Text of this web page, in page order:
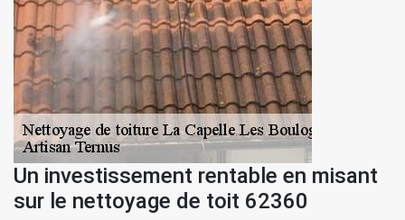
Un investissement rentable en misant
sur le nettoyage de toit 62360